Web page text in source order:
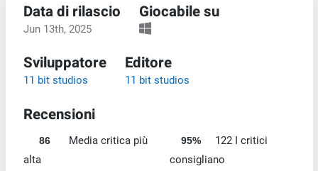
Data di rilascio
Jun 13th, 2025
Giocabile su
Sviluppatore
11 bit studios
Editore
11 bit studios
Recensioni
86
Media critica più
alta
95%
122 I critici
consigliano